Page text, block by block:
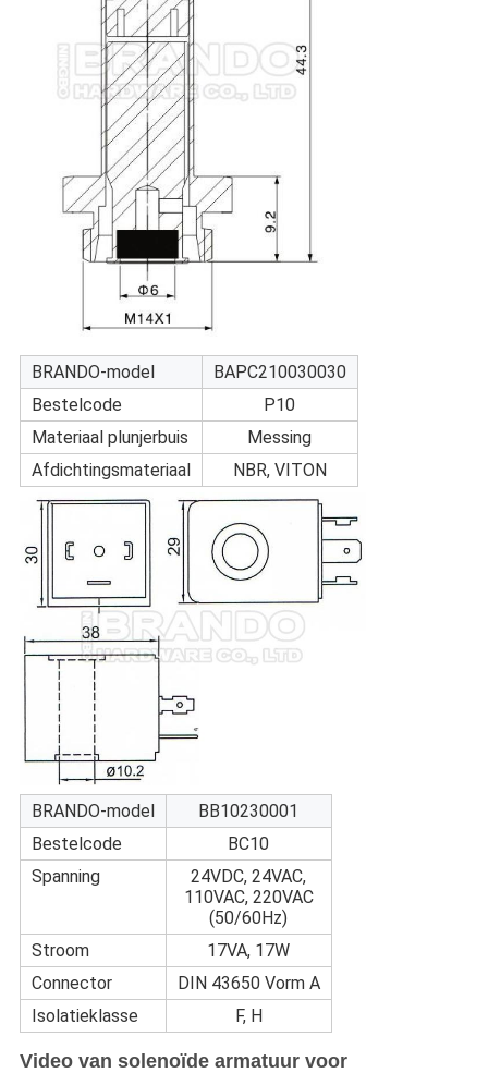
BRANDO-model
BAPC210030030
Bestelcode
P10
Materiaal plunjerbuis
Messing
Afdichtingsmateriaal
NBR, VITON
BRANDO-model
BB10230001
Bestelcode
BC10
Spanning
24VDC, 24VAC,
110VAC, 220VAC
(50/60Hz)
Stroom
17VA, 17W
Connector
DIN 43650 Vorm A
Isolatieklasse
F, H
Video van solenoïde armatuur voor